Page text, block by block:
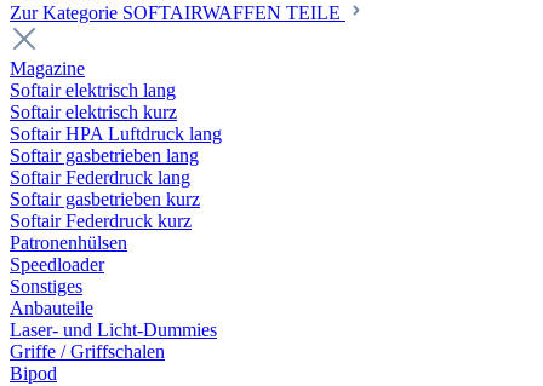
Zur Kategorie SOFTAIRWAFFEN TEILE
Magazine
Softair elektrisch lang
Softair elektrisch kurz
Softair HPA Luftdruck lang
Softair gasbetrieben lang
Softair Federdruck lang
Softair gasbetrieben kurz
Softair Federdruck kurz
Patronenhülsen
Speedloader
Sonstiges
Anbauteile
Laser- und Licht-Dummies
Griffe / Griffschalen
Bipod